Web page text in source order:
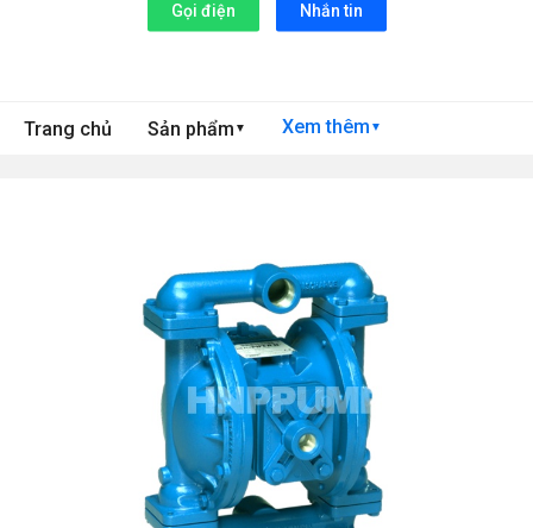
Gọi điện Nhắn tin
Trang chủ Sản phẩm ▼ Xem thêm ▼